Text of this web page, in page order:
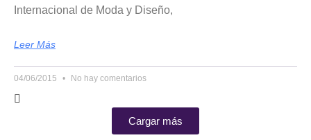
Internacional de Moda y Diseño,
Leer Más
04/06/2015 No hay comentarios
Cargar más